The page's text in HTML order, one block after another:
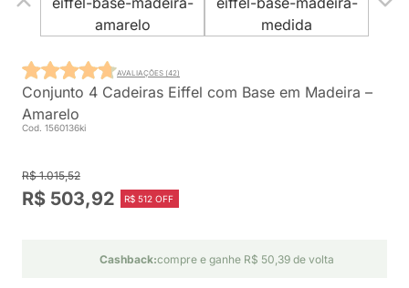
Conjunto 4 Cadeiras Eiffel com Base em Madeira –
Amarelo
Cod. 1560136ki
AVALIAÇÕES (42)
R$ 1.015,52
R$ 503,92 R$ 512 OFF
Cashback:compre e ganhe R$ 50,39 de volta